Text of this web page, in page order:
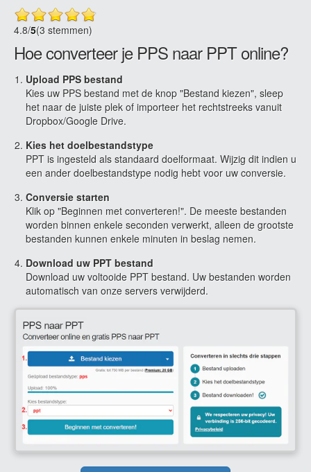
4.8/5(3 stemmen)
Hoe converteer je PPS naar PPT online?
Upload PPS bestand
Kies uw PPS bestand met de knop "Bestand kiezen", sleep
het naar de juiste plek of importeer het rechtstreeks vanuit
Dropbox/Google Drive.
Kies het doelbestandstype
PPT is ingesteld als standaard doelformaat. Wijzig dit indien u
een ander doelbestandstype nodig hebt voor uw conversie.
Conversie starten
Klik op "Beginnen met converteren!". De meeste bestanden
worden binnen enkele seconden verwerkt, alleen de grootste
bestanden kunnen enkele minuten in beslag nemen.
Download uw PPT bestand
Download uw voltooide PPT bestand. Uw bestanden worden
automatisch van onze servers verwijderd.